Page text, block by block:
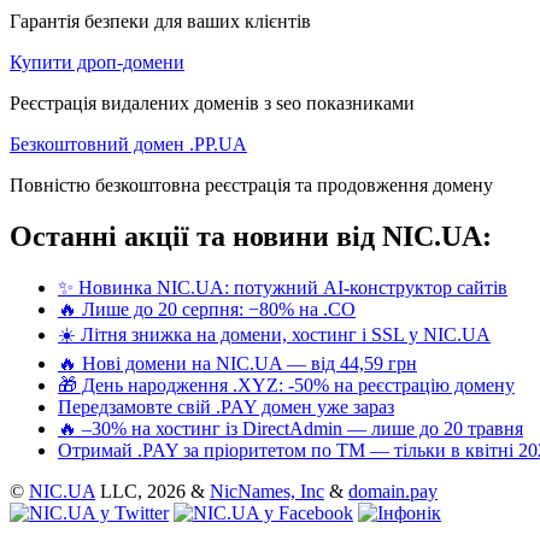
Гарантія безпеки для ваших клієнтів
Купити дроп-домени
Реєстрація видалених доменів з seo показниками
Безкоштовний домен .PP.UA
Повністю безкоштовна реєстрація та продовження домену
Останні акції та новини від NIC.UA:
✨ Новинка NIC.UA: потужний AI-конструктор сайтів
🔥 Лише до 20 серпня: −80% на .CO
☀️ Літня знижка на домени, хостинг і SSL у NIC.UA
🔥 Нові домени на NIC.UA — від 44,59 грн
🎁 День народження .XYZ: -50% на реєстрацію домену
Передзамовте свій .PAY домен уже зараз
🔥 –30% на хостинг із DirectAdmin — лише до 20 травня
Отримай .PAY за пріоритетом по ТМ — тільки в квітні
© NIC.UA LLC, 2026 & NicNames, Inc & domain.pay